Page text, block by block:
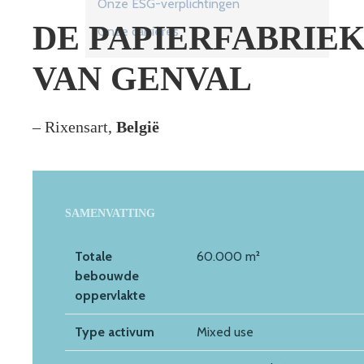
Onze ESG-verplichtingen
Onze carrières
DE
VAN GENVAL
– Rixensart,België
SAMENVATTING
Totale
bebouwde
oppervlakte
60.000 m²
Type activum Mixed use